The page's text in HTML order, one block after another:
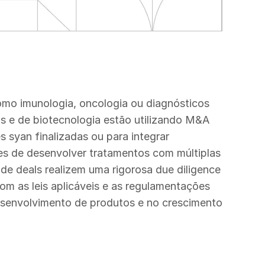
imunologia, oncologia ou diagnósticos
e de biotecnologia estão utilizando M&A
syan finalizadas ou para integrar
de desenvolver tratamentos com múltiplas
deals realizem uma rigorosa due diligence
as leis aplicáveis e as regulamentações
de produtos e no crescimento
de propriedades intelectuais (PIs)
de parcerias estratégicas? Nossa
e, ao mesmo tempo, gerenciar as
proprietários e sua propriedade
das ciências da vida, permitindo que as
os pipelines e compartilhem riscos
de vida da Intralinks simplifica as
acordos de co-desenvolvimento, joint
de parceria em funcionamento
TI.
demanda por serviços de saúde? A
é fundamental à medida que você avança
e implementações comerciais. Com
você pode acelerar seu aumento e
amplo de investidores qualificados.